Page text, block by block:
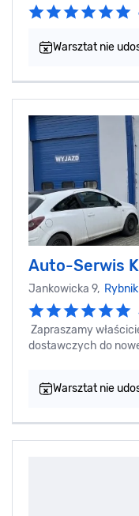
Warsztat nie
Auto-Serwis
Jankowicka 9, Rybnik
Zapraszamy
dostawczych do
Warsztat nie